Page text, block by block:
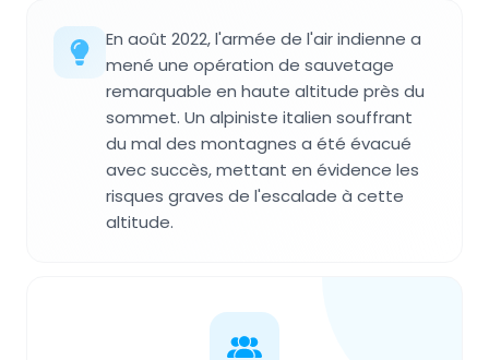
En août 2022, l'armée de l'air indienne a
mené une opération de sauvetage
remarquable en haute altitude près du
sommet. Un alpiniste italien souffrant
du mal des montagnes a été évacué
avec succès, mettant en évidence les
risques graves de l'escalade à cette
altitude.